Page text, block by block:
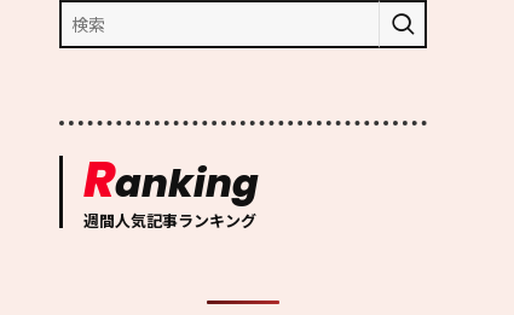
Ranking
週間人気記事ランキング